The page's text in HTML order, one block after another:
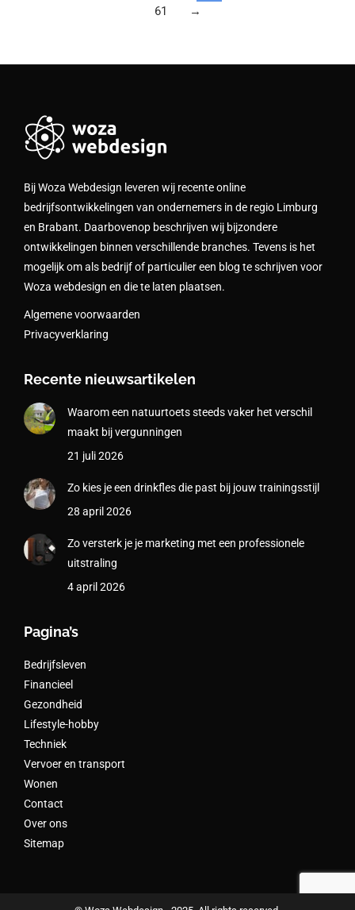
61
→
Bij Woza Webdesign leveren wij recente online
bedrijfsontwikkelingen van ondernemers in de regio Limburg
en Brabant. Daarbovenop beschrijven wij bijzondere
ontwikkelingen binnen verschillende branches. Tevens is het
mogelijk om als bedrijf of particulier een blog te schrijven voor
Woza webdesign en die te laten plaatsen.
Algemene voorwaarden
Privacyverklaring
Recente nieuwsartikelen
Waarom een natuurtoets steeds vaker het verschil
maakt bij vergunningen
21 juli 2026
Zo kies je een drinkfles die past bij jouw trainingsstijl
28 april 2026
Zo versterk je je marketing met een professionele
uitstraling
4 april 2026
Pagina’s
Bedrijfsleven
Financieel
Gezondheid
Lifestyle-hobby
Techniek
Vervoer en transport
Wonen
Contact
Over ons
Sitemap